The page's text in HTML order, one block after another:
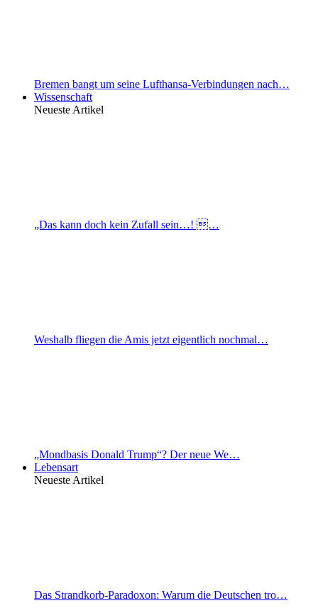
Bremen bangt um seine Lufthansa-Verbindungen nach…
Wissenschaft
Neueste Artikel
„Das kann doch kein Zufall sein…! …
Weshalb fliegen die Amis jetzt eigentlich nochmal…
„Mondbasis Donald Trump“? Der neue We…
Lebensart
Neueste Artikel
Das Strandkorb-Paradoxon: Warum die Deutschen tro…